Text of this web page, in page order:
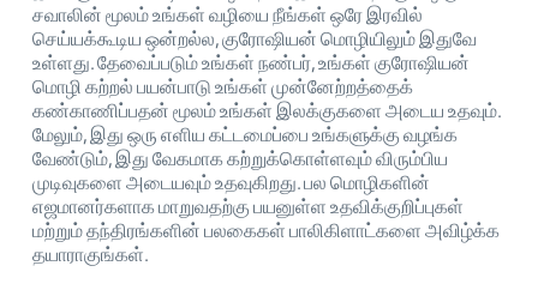
சவாலின் மூலம் உங்கள் வழியை நீங்கள் ஒரே இரவில்
செய்யக்கூடிய ஒன்றல்ல, குரோஷியன் மொழியிலும் இதுவே
உள்ளது. தேவைப்படும் உங்கள் நண்பர், உங்கள் குரோஷியன்
மொழி கற்றல் பயன்பாடு உங்கள் முன்னேற்றத்தைக்
கண்காணிப்பதன் மூலம் உங்கள் இலக்குகளை அடைய உதவும்.
மேலும், இது ஒரு எளிய கட்டமைப்பை உங்களுக்கு வழங்க
வேண்டும், இது வேகமாக கற்றுக்கொள்ளவும் விரும்பிய
முடிவுகளை அடையவும் உதவுகிறது. பல மொழிகளின்
எஜமானர்களாக மாறுவதற்கு பயனுள்ள உதவிக்குறிப்புகள்
மற்றும் தந்திரங்களின் பலகைகள் பாலிகிளாட்களை அவிழ்க்க
தயாராகுங்கள்.